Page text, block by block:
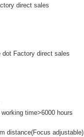
direct sales
dot Factory direct sales
time>6000 hours
distance(Focus adjustable)